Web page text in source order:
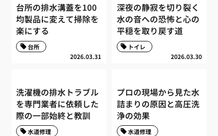
台所の排水溝蓋を100
均製品に変えて掃除を
楽にする
2026.03.31
台所
深夜の静寂を切り裂く
水の音への恐怖と心の
平穏を取り戻す道
2026.03.30
トイレ
洗濯機の排水トラブル
を専門業者に依頼した
際の一部始終と教訓
水道修理
プロの現場から見た水
詰まりの原因と高圧洗
浄の効果
水道修理